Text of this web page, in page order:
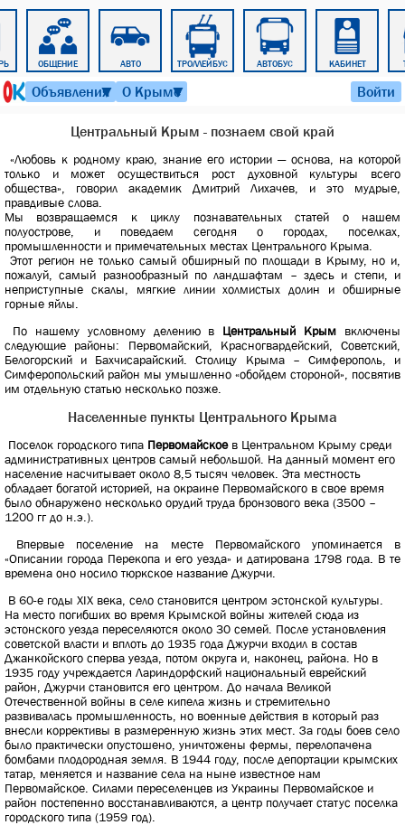
ОБЩЕНИЕ АВТО ТРОЛЛЕЙБУС АВТОБУС КАБИНЕТ
Объявления
▼ О Крыме
▼ Войти
Центральный Крым - познаем свой край
«Любовь к родному краю, знание его истории — основа, на которой
только и может осуществиться рост духовной культуры всего
общества», говорил академик Дмитрий Лихачев, и это мудрые,
правдивые слова.
Мы возвращаемся к циклу познавательных статей о нашем
полуострове, и поведаем сегодня о городах, поселках,
промышленности и примечательных местах Центрального Крыма.
Этот регион не только самый обширный по площади в Крыму, но и,
пожалуй, самый разнообразный по ландшафтам – здесь и степи, и
неприступные скалы, мягкие линии холмистых долин и обширные
горные яйлы.
По нашему условному делению в Центральный Крым включены
следующие районы: Первомайский, Красногвардейский, Советский,
Белогорский и Бахчисарайский. Столицу Крыма – Симферополь, и
Симферопольский район мы умышленно «обойдем стороной», посвятив
им отдельную статью несколько позже.
Населенные пункты Центрального Крыма
Поселок городского типа Первомайскоев Центральном Крыму среди
административных центров самый небольшой. На данный момент его
население насчитывает около 8,5 тысяч человек. Эта местность
обладает богатой историей, на окраине Первомайского в свое время
было обнаружено несколько орудий труда бронзового века (3500 –
1200 гг до н.э.).
Впервые поселение на месте Первомайского упоминается в
«Описании города Перекопа и его уезда» и датирована 1798 года. В те
времена оно носило тюркское название Джурчи.
В 60-е годы XIX века, село становится центром эстонской культуры.
На место погибших во время Крымской войны жителей сюда из
эстонского уезда переселяются около 30 семей. После установления
советской власти и вплоть до 1935 года Джурчи входил в состав
Джанкойского сперва уезда, потом округа и, наконец, района. Но в
1935 году учреждается Лариндорфский национальный еврейский
район, Джурчи становится его центром. До начала Великой
Отечественной войны в селе кипела жизнь и стремительно
развивалась промышленность, но военные действия в который раз
внесли коррективы в размеренную жизнь этих мест. За годы боев село
было практически опустошено, уничтожены фермы, перелопачена
бомбами плодородная земля. В 1944 году, после депортации крымских
татар, меняется и название села на ныне известное нам
Первомайское. Силами переселенцев из Украины Первомайское и
район постепенно восстанавливаются, а центр получает статус поселка
городского типа (1959 год).